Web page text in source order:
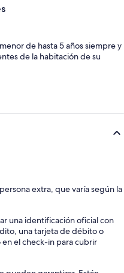
de hasta 5 años siempre y
de la habitación de su
extra, que varía según la
una identificación oficial con
una tarjeta de débito o
el check-in para cubrir